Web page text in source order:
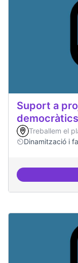
Suport a
democràtics
Treballem el
Dinamització i